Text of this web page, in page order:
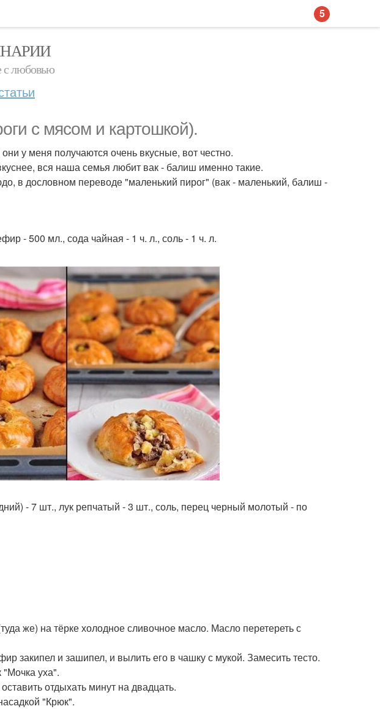
с любовью
с мясом и картошкой).
у меня получаются очень вкусные, вот честно.
вся наша семья любит вак - балиш именно такие.
в дословном переводе "маленький пирог" (вак - маленький, балиш -
- 500 мл., сода чайная - 1 ч. л., соль - 1 ч. л.
- 7 шт., лук репчатый - 3 шт., соль, перец черный молотый - по
же) на тёрке холодное сливочное масло. Масло перетереть с
закипел и зашипел, и вылить его в чашку с мукой. Замесить тесто.
"Мочка уха".
отдыхать минут на двадцать.
"Крюк".
5